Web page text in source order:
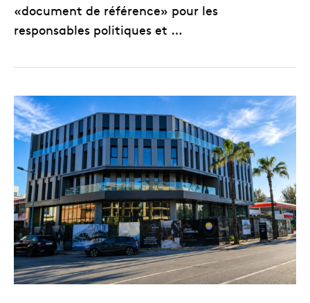
«document de référence» pour les
responsables politiques et …